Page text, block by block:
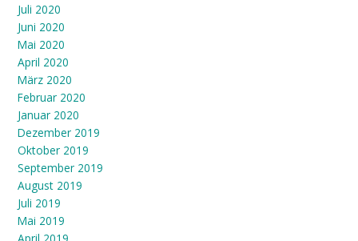
Juli 2020
Juni 2020
Mai 2020
April 2020
März 2020
Februar 2020
Januar 2020
Dezember 2019
Oktober 2019
September 2019
August 2019
Juli 2019
Mai 2019